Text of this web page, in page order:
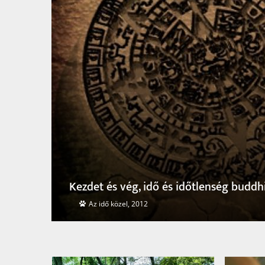
Halandó lét, halhatatlan élet
Dharma 14. sz., 2015